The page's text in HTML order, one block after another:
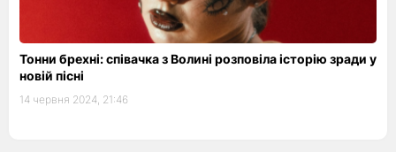
Тонни брехні: співачка з Волині розповіла історію зради у
новій пісні
14 червня 2024, 21:46